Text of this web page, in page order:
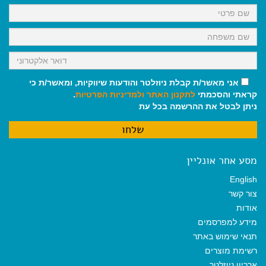
k
p
m
אני מאשר/ת קבלת ניוזלטר והודעות שיווקיות, ומאשר/ת כי
קראתי והסכמתי לתקנון האתר ולמדיניות הפרטיות.
ניתן לבטל את ההרשמה בכל עת
מסע אחר אונליין
English
צור קשר
אודות
מידע למפרסמים
תנאי שימוש באתר
רשימת מוצרים